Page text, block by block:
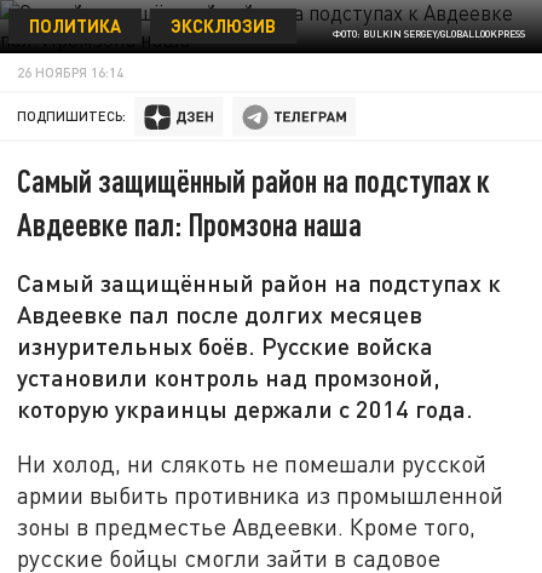
ФОТО: BULKIN SERGEY/GLOBALLOOKPRESS
ПОЛИТИКА ЭКСКЛЮЗИВ
26 НОЯБРЯ 16:14
ПОДПИШИТЕСЬ:
Самый защищённый район на подступах к
Авдеевке пал: Промзона наша
Самый защищённый район на подступах к
Авдеевке пал после долгих месяцев
изнурительных боёв. Русские войска
установили контроль над промзоной,
которую украинцы держали с 2014 года.
Ни холод, ни слякоть не помешали русской
армии выбить противника из промышленной
зоны в предместье Авдеевки. Кроме того,
русские бойцы смогли зайти в садовое